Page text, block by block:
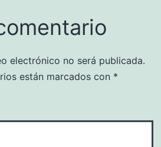
electrónico no será publicada.
están marcados con *